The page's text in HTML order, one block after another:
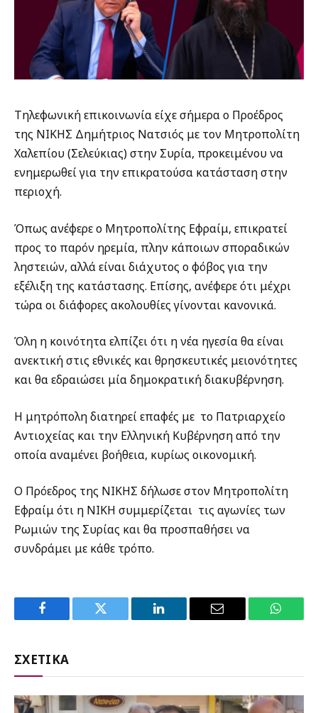
Τηλεφωνική επικοινωνία είχε σήμερα ο Προέδρος
της ΝΙΚΗΣ Δημήτριος Νατσιός με τον Μητροπολίτη
Χαλεπίου (Σελεύκιας) στην Συρία, προκειμένου να
ενημερωθεί για την επικρατούσα κατάσταση στην
περιοχή.
Όπως ανέφερε ο Μητροπολίτης Εφραίμ, επικρατεί
προς το παρόν ηρεμία, πλην κάποιων σποραδικών
ληστειών, αλλά είναι διάχυτος ο φόβος για την
εξέλιξη της κατάστασης. Επίσης, ανέφερε ότι μέχρι
τώρα οι διάφορες ακολουθίες γίνονται κανονικά.
Όλη η κοινότητα ελπίζει ότι η νέα ηγεσία θα είναι
ανεκτική στις εθνικές και θρησκευτικές μειονότητες
και θα εδραιώσει μία δημοκρατική διακυβέρνηση.
Η μητρόπολη διατηρεί επαφές με το Πατριαρχείο
Αντιοχείας και την Ελληνική Κυβέρνηση από την
οποία αναμένει βοήθεια, κυρίως οικονομική.
Ο Πρόεδρος της ΝΙΚΗΣ δήλωσε στον Μητροπολίτη
Εφραίμ ότι η ΝΙΚΗ συμμερίζεται τις αγωνίες των
Ρωμιών της Συρίας και θα προσπαθήσει να
συνδράμει με κάθε τρόπο.
Facebook Twitter LinkedIn Email
ΣΧΕΤΙΚΑ